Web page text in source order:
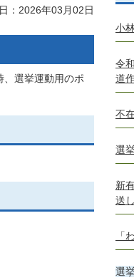
：2026年03月02日
、選挙運動用のポ
小
令
道
不
選
新
送
「
選